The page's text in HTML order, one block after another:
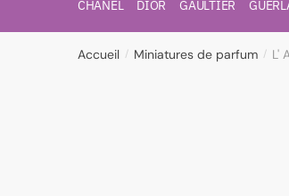
CHANEL DIOR GAULTIER
Accueil / Miniatures de parfum / L'